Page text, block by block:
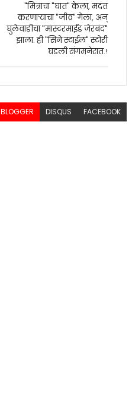
"मित्राचा "घात" केला, मदत
करणाऱ्याचा "जीव" गेला, अन्
घुलेवाडीचा "मास्टरमाईंड जेरबंद"
झाला. ही "सिने स्टाईल" स्टोरी
घडली संगमनेरात.!
BLOGGER DISQUS FACEBOOK